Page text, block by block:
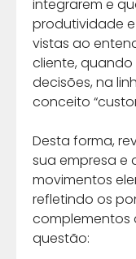
integrarem e
produtividade
vistas ao
cliente,
decisões, na
conceito
Desta forma,
sua empresa e
movimentos
refletindo os
complementos
questão: